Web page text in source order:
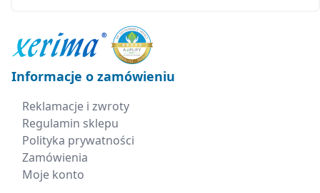
Informacje o zamówieniu
Reklamacje i zwroty
Regulamin sklepu
Polityka prywatności
Zamówienia
Moje konto